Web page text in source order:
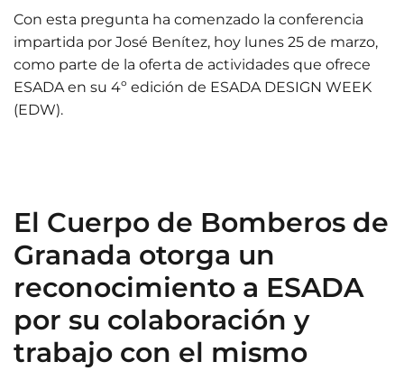
Con esta pregunta ha comenzado la conferencia
impartida por José Benítez, hoy lunes 25 de marzo,
como parte de la oferta de actividades que ofrece
ESADA en su 4º edición de ESADA DESIGN WEEK
(EDW).
El Cuerpo de Bomberos de
Granada otorga un
reconocimiento a ESADA
por su colaboración y
trabajo con el mismo